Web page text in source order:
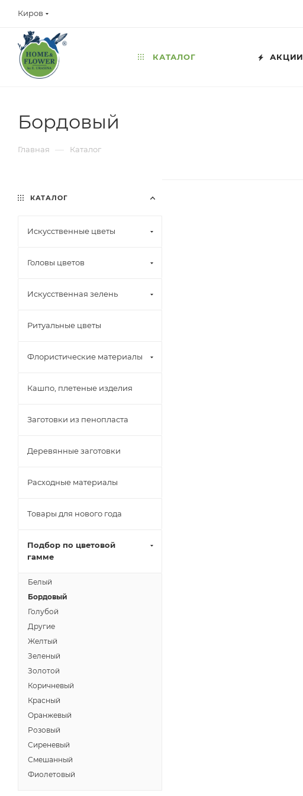
Киров
КАТАЛОГ АКЦИИ
Бордовый
Главная — Каталог
КАТАЛОГ
Искусственные цветы
Головы цветов
Искусственная зелень
Ритуальные цветы
Флористические материалы
Кашпо, плетеные изделия
Заготовки из пенопласта
Деревянные заготовки
Расходные материалы
Товары для нового года
Подбор по цветовой
гамме
Белый
Бордовый
Голубой
Другие
Желтый
Зеленый
Золотой
Коричневый
Красный
Оранжевый
Розовый
Сиреневый
Смешанный
Фиолетовый